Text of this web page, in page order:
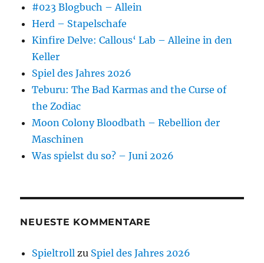
#023 Blogbuch – Allein
Herd – Stapelschafe
Kinfire Delve: Callous‘ Lab – Alleine in den
Keller
Spiel des Jahres 2026
Teburu: The Bad Karmas and the Curse of
the Zodiac
Moon Colony Bloodbath – Rebellion der
Maschinen
Was spielst du so? – Juni 2026
NEUESTE KOMMENTARE
Spieltroll zu Spiel des Jahres 2026